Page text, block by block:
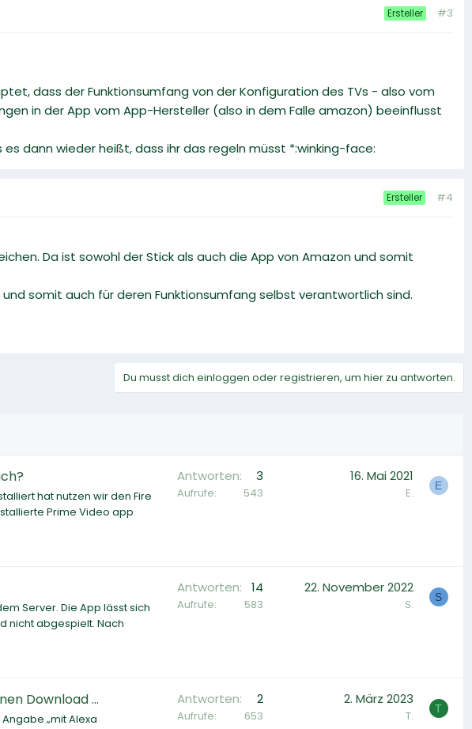
Ersteller #3
dass der Funktionsumfang von der Konfiguration des TVs - also vom
in der App vom App-Hersteller (also in dem Falle amazon) beeinflusst
dann wieder heißt, dass ihr das regeln müsst *:winking-face:
Ersteller #4
Da ist sowohl der Stick als auch die App von Amazon und somit
somit auch für deren Funktionsumfang selbst verantwortlich sind.
Du musst dich einloggen oder registrieren, um hier zu antworten.
hat nutzen wir den Fire
Prime Video app
Antworten 3
Aufrufe 543
16. Mai 2021
E. E
Server. Die App lässt sich
nicht abgespielt. Nach
Antworten 14
Aufrufe 583
22. November 2022
S. S
Download ...
„mit Alexa
Antworten 2
Aufrufe 653
2. März 2023
T. T